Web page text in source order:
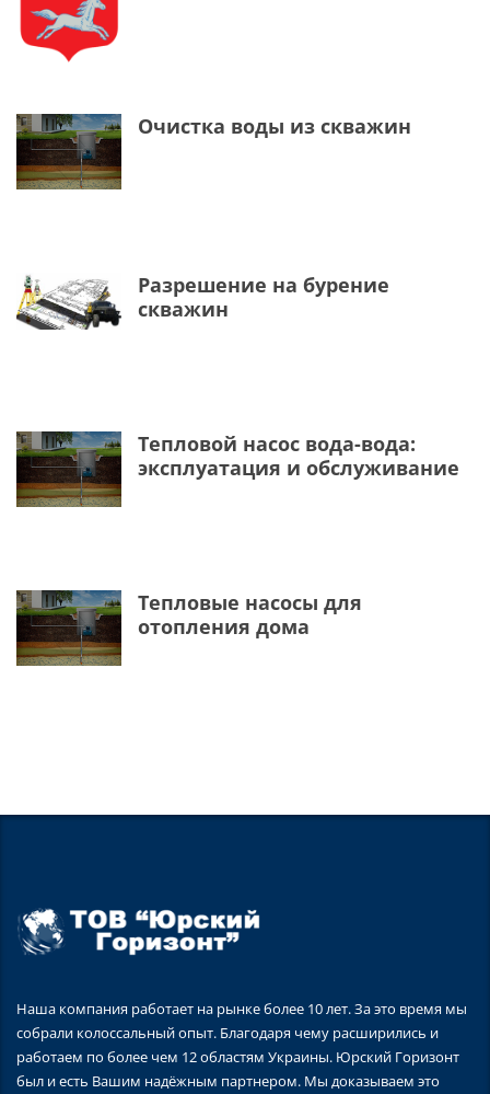
Очистка воды из скважин
Разрешение на бурение
скважин
Тепловой насос вода-вода:
эксплуатация и обслуживание
Тепловые насосы для
отопления дома
Наша компания работает на рынке более 10 лет. За это время мы
собрали колоссальный опыт. Благодаря чему расширились и
работаем по более чем 12 областям Украины. Юрский Горизонт
был и есть Вашим надёжным партнером. Мы доказываем это